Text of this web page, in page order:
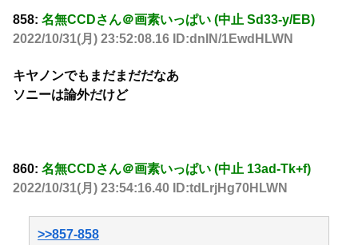
858: 名無CCDさん＠画素いっぱい (中止 Sd33-y/EB)
2022/10/31(月) 23:52:08.16 ID:dnIN/1EwdHLWN
キヤノンでもまだまだだなあ
ソニーは論外だけど
860: 名無CCDさん＠画素いっぱい (中止 13ad-Tk+f)
2022/10/31(月) 23:54:16.40 ID:tdLrjHg70HLWN
>>857-858